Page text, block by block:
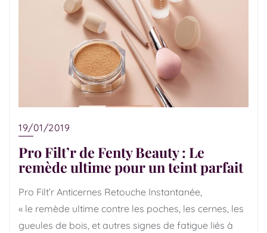
19/01/2019
Pro Filt’r de Fenty Beauty : Le
remède ultime pour un teint parfait
Pro Filt’r Anticernes Retouche Instantanée,
« le remède ultime contre les poches, les cernes, les
gueules de bois, et autres signes de fatigue liés à